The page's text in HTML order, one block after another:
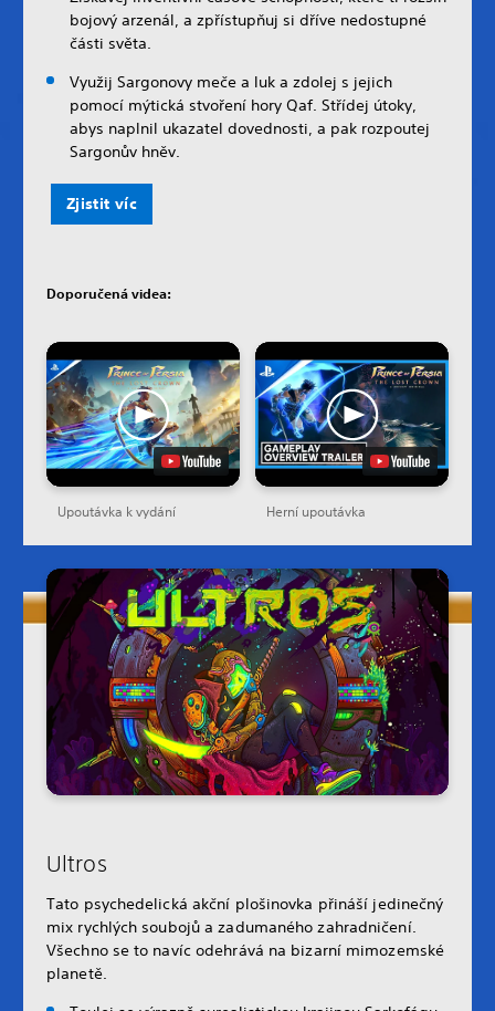
bojový arzenál, a zpřístupňuj si dříve nedostupné
části světa.
Využij Sargonovy meče a luk a zdolej s jejich
pomocí mýtická stvoření hory Qaf. Střídej útoky,
abys naplnil ukazatel dovednosti, a pak rozpoutej
Sargonův hněv.
Zjistit víc
Doporučená videa:
Upoutávka k vydání Herní upoutávka
Ultros
Tato psychedelická akční plošinovka přináší jedinečný
mix rychlých soubojů a zadumaného zahradničení.
Všechno se to navíc odehrává na bizarní mimozemské
planetě.